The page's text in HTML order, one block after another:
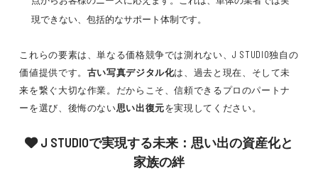
現できない、包括的なサポート体制です。
これらの要素は、単なる価格競争では測れない、J STUDIO独自の
価値提供です。 古い写真デジタル化は、過去と現在、そして未
来を繋ぐ大切な作業。だからこそ、信頼できるプロのパートナ
ーを選び、後悔のない思い出復元を実現してください。
J STUDIOで実現する未来： 思い出の資産化と
家族の絆